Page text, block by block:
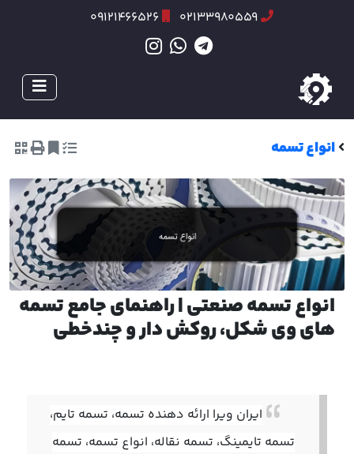
02133980559
09121466526
انواع تسمه
انواع تسمه صنعتی | راهنمای جامع تسمه
های وی شکل، روکش دار و چندخطی
ایران ویرا ارائه دهنده تسمه، تسمه تایم،
تسمه تایمینگ، تسمه نقاله، انواع تسمه، تسمه